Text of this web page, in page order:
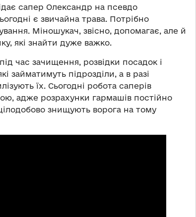
сапер Олександр на псевдо
є звичайна трава. Потрібно
Міношукач, звісно, допомагає, але й
які знайти дуже важко.
час зачищення, розвідки посадок і
займатимуть підрозділи, а в разі
їх. Сьогодні робота саперів
адже розрахунки гармашів постійно
знищують ворога на тому